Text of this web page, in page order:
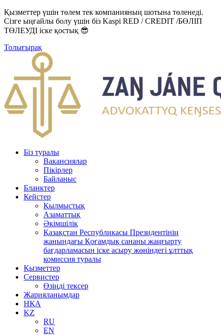
Қызметтер үшін төлем тек компанияның шотына төленеді.
Сізге ыңғайлы болу үшін біз Kaspi RED / CREDIT /БӨЛІП
ТӨЛЕУДІ іске қостық 😎
Толығырақ
Біз туралы
Вакансиялар
Пікірлер
Байланыс
Бланктер
Кейстер
Қылмыстық
Азаматтық
Әкімшілік
Қазақстан Республикасы Президентінің
жанындағы Қоғамдық сананы жаңғырту
бағдарламасын іске асыру жөніндегі ұлттық
комиссия туралы
Қызметтер
Сервистер
Өзіңді тексер
Жарияланымдар
НҚА
KZ
RU
EN